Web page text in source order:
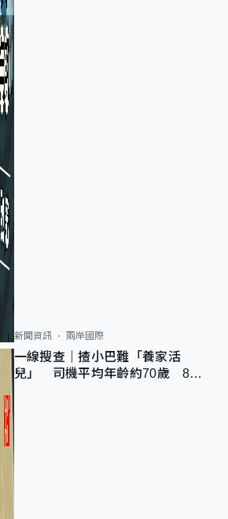
新聞資訊 兩岸國際
一線搜查｜揸小巴難「養家活
兒」 司機平均年齡約70歲 88